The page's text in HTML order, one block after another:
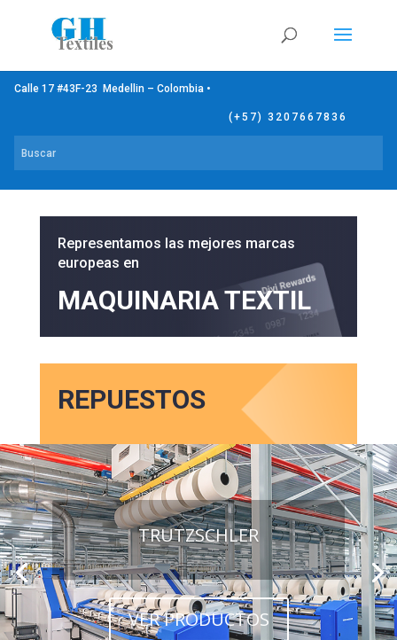
Calle 17 #43F-23 Medellin – Colombia •
(+57) 3207667836
Representamos las mejores marcas
europeas en
MAQUINARIA TEXTIL
REPUESTOS
TRUTZSCHLER
VER PRODUCTOS